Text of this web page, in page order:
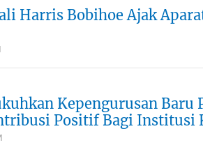
Harris Bobihoe Ajak
Kepengurusan Baru
Positif Bagi Institusi